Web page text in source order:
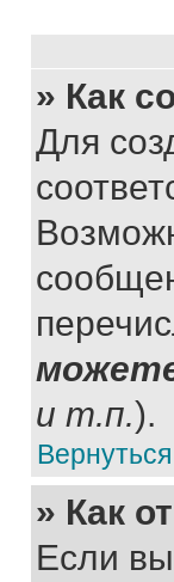
» Как
Для
и т.п.).
» Как
Если